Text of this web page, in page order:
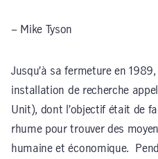
– Mike Tyson
Jusqu’à sa fermeture en
installation de recherche
Unit), dont l’objectif était de
rhume pour trouver des
humaine et économique.